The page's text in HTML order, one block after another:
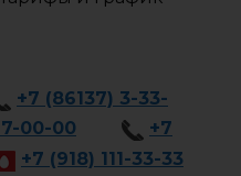
+7 (86137) 3-33-
00-00
+7
+7 (918) 111-33-33